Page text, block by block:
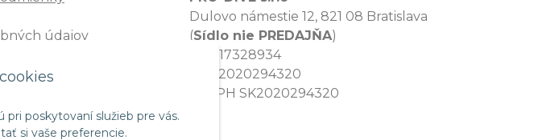
poskytovaní služieb pre vás.
si vaše preferencie.
údajov
zmluvy
Dulovo námestie 12, 821 08 Bratislava
(Sídlo nie PREDAJŇA)
IČO: 17328934
DIČ: 2020294320
IČ DPH SK2020294320